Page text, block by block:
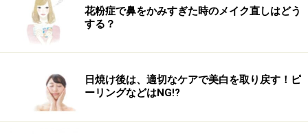
花粉症で鼻をかみすぎた時のメイク直しはどう
する？
日焼け後は、適切なケアで美白を取り戻す！ピ
ーリングなどはNG!?